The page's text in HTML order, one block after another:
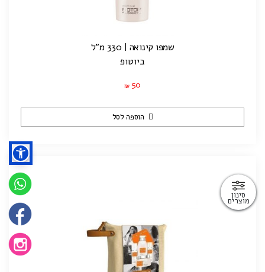
סינון
מוצרים
שמפו קינואה | 330 מ"ל
ביוטופ
₪ 50
הוספה לסל